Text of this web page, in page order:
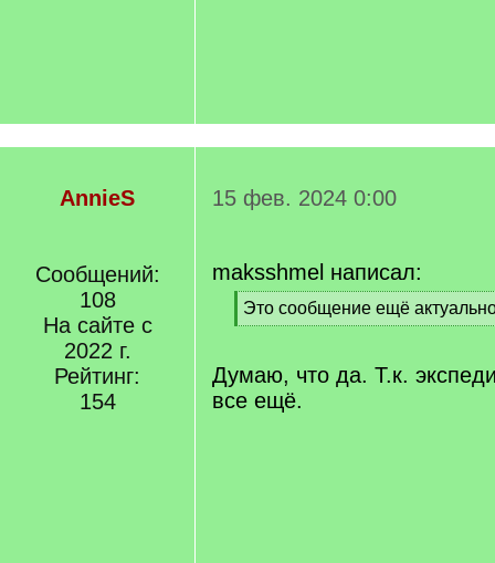
AnnieS
Сообщений:
108
На сайте с
2022 г.
Рейтинг:
154
15 фев. 2024 0:00
maksshmel написал:
[
q
Это сообщение ещё
[
q
]
Думаю, что да. Т.к.
все ещё.